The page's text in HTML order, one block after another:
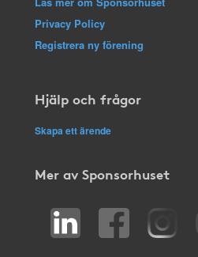
Privacy Policy
Registrera ny förening
Hjälp och frågor
Skapa ett ärende
Mer av Sponsorhuset